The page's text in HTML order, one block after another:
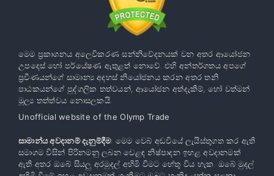
මෙම ප්‍රකාශනය අලෙවිකරණ සන්නිවේදනයක් වන අතර ආයෝජන
උපදෙස් හෝ පර්යේෂණ ඇතුළත් නොවේ. එහි අන්තර්ගතය අපගේ
ප්‍රවීණයන්ගේ සාමාන්‍ය අදහස් නියෝජනය කරන අතර තනි
පාඨකයන්ගේ පුද්ගලික තත්වයන්, ආයෝජන අත්දැකීම්, හෝ වත්මන්
මූල්‍ය තත්ත්වය නොසලකයි.
Unofficial website of the Olymp Trade
සාමාන්ය අවදානම් දැනුම්දීම: මෙම වෙබ් අඩවියේ ලැයිස්තුගත කර ඇති
සමාගම විසින් පිරිනමනු ලබන වෙළඳ නිෂ්පාදන ඉහළ අවදානමක්
ඇති අතර ඔබේ සියලු අරමුදල් අහිමි වීමට හේතු විය හැක. ඔබේ මුදල්